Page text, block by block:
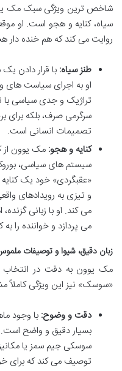
شاخص ترین ویژگی سبک مک
سیاه، کنایه و هجو است. او
روایت می کند که هم خنده دار
طنز سیاه: با قرار دادن
او به اجرای سیاست های
تراژیک و جدی سیاسی با
سرگرمی صرف، بلکه برای
تصمیمات انسانی است.
کنایه و هجو: مک یوون از
سیستم های سیاسی،
«عقبگردی» خود یک
و تیزی به رویدادهای
می کند. او با زبانی
می پردازد و خواننده را
زبان دقیق، شیوا و توصیفات
مک یوون به دقت در انتخاب
«سوسک» نیز این ویژگی کاملاً
دقت و وضوح: با وجود
بسیار دقیق و واضح
سوسکی جیم سمز یا
توصیف می کند که برای